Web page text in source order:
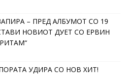
– ПРЕД АЛБУМОТ СО 19
НОВИОТ ДУЕТ СО ЕРВИН
УДИРА СО НОВ ХИТ!